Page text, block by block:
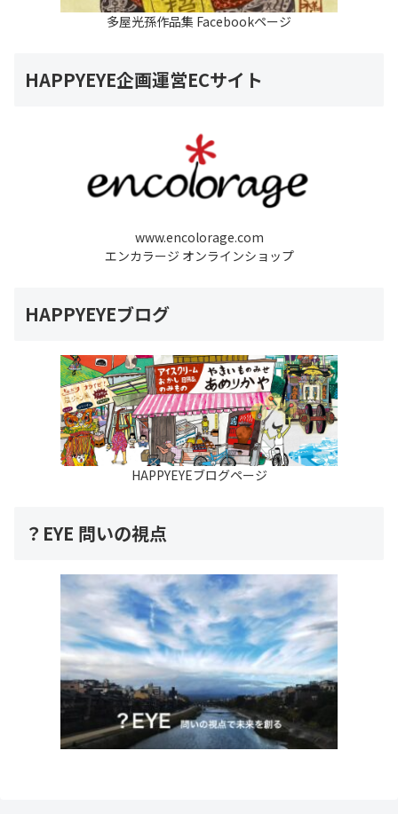
多屋光孫作品集 Facebookページ
HAPPYEYE企画運営ECサイト
www.encolorage.com
エンカラージ オンラインショップ
HAPPYEYEブログ
HAPPYEYEブログページ
？EYE 問いの視点